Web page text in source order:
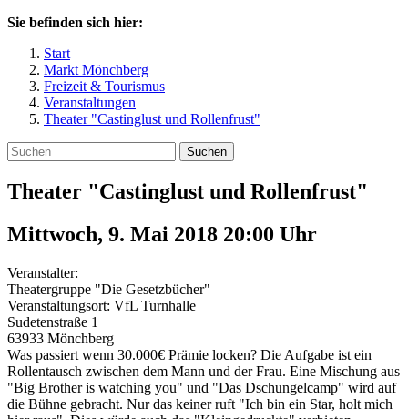
Sie befinden sich hier:
Start
Markt Mönchberg
Freizeit & Tourismus
Veranstaltungen
Theater "Castinglust und Rollenfrust"
Suchen
Theater "Castinglust und Rollenfrust"
Mittwoch, 9. Mai 2018 20:00 Uhr
Veranstalter:
Theatergruppe "Die Gesetzbücher"
Veranstaltungsort: VfL Turnhalle
Sudetenstraße 1
63933 Mönchberg
Was passiert wenn 30.000€ Prämie locken? Die Aufgabe ist ein
Rollentausch zwischen dem Mann und der Frau. Eine Mischung aus
"Big Brother is watching you" und "Das Dschungelcamp" wird auf
die Bühne gebracht. Nur das keiner ruft "Ich bin ein Star, holt mich